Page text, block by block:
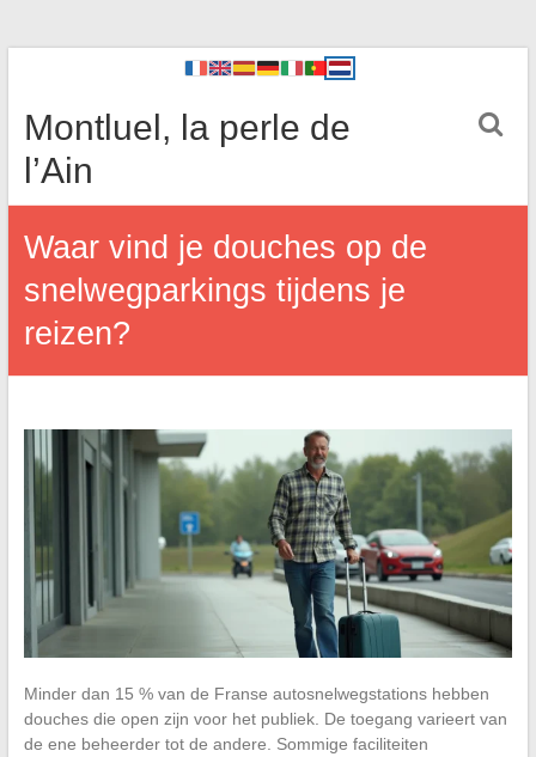
Montluel, la perle de
l’Ain
Waar vind je douches op de
snelwegparkings tijdens je
reizen?
Minder dan 15 % van de Franse autosnelwegstations hebben
douches die open zijn voor het publiek. De toegang varieert van
de ene beheerder tot de andere. Sommige faciliteiten